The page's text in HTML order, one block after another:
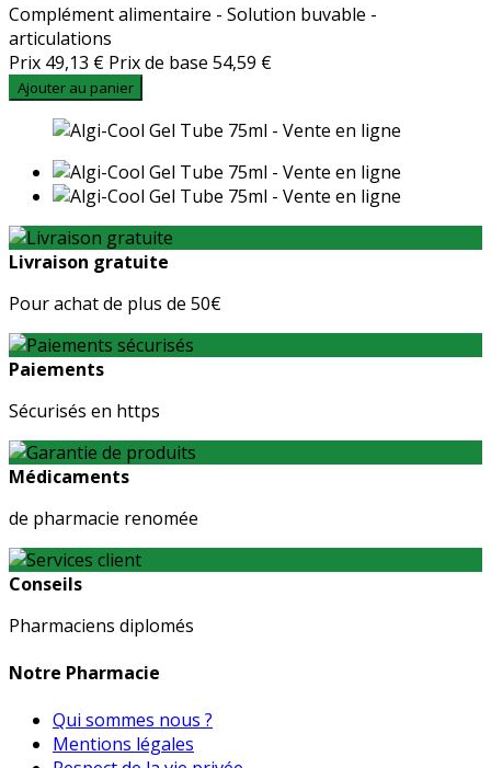
Complément alimentaire - Solution buvable -
articulations
Prix 49,13 € Prix de base 54,59 €
Ajouter au panier
Livraison gratuite
Pour achat de plus de 50€
Paiements
Sécurisés en https
Médicaments
de pharmacie renomée
Conseils
Pharmaciens diplomés
Notre Pharmacie
Qui sommes nous ?
Mentions légales